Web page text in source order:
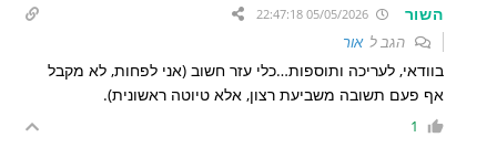
השור 05/05/2026 22:47:18
הגב לאור
בוודאי, לעריכה ותוספות…כלי עזר חשוב (אני לפחות, לא מקבל
אף פעם תשובה משביעת רצון, אלא טיוטה ראשונית).
1